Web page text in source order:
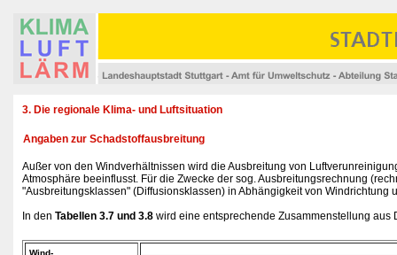
3. Die regionale Klima- und Luftsituation
Angaben zur Schadstoffausbreitung
Außer von den Windverhältnissen wird die Ausbreitung von
Atmosphäre beeinflusst. Für die Zwecke der sog. Ausbreitungsrechnung
"Ausbreitungsklassen" (Diffusionsklassen) in Abhängigkeit von Windrichtung
In den Tabellen 3.7 und 3.8 wird eine entsprechende Zusammenstellung aus
Wind-